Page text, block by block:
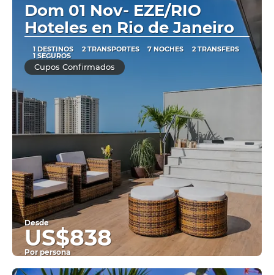
Dom 01 Nov- EZE/RIO
Hoteles en Rio de Janeiro
1 DESTINOS 2 TRANSPORTES 7 NOCHES 2 TRANSFERS
1 SEGUROS
Cupos Confirmados
Desde
US$838
Por persona
Ver